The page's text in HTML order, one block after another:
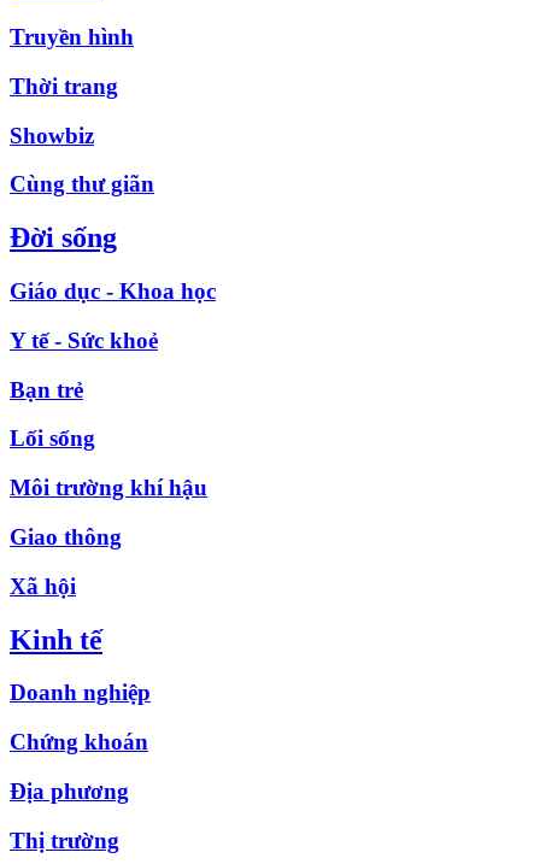
Truyền hình
Thời trang
Showbiz
Cùng thư giãn
Đời sống
Giáo dục - Khoa học
Y tế - Sức khoẻ
Bạn trẻ
Lối sống
Môi trường khí hậu
Giao thông
Xã hội
Kinh tế
Doanh nghiệp
Chứng khoán
Địa phương
Thị trường